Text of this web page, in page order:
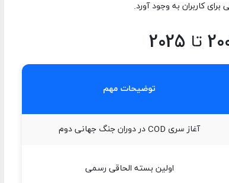
کاربران به وجود آورد.
توضیحات مهم
آغاز سری COD در دوران جنگ جهانی دوم
اولین بسته الحاقی رسمی